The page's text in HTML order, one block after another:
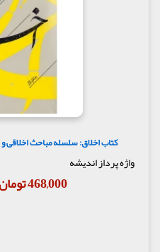
کتاب اخلاق: سلسله مباحث
واژه پرداز اندیشه
468,000 تومان